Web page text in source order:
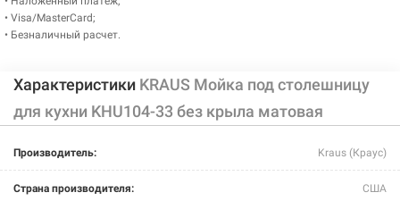
• Visa/MasterCard;
• Безналичный расчет.
Характеристики KRAUS Мойка под столешницу
для кухни KHU104-33 без крыла матовая
Производитель: Kraus (Краус)
Страна производителя: США